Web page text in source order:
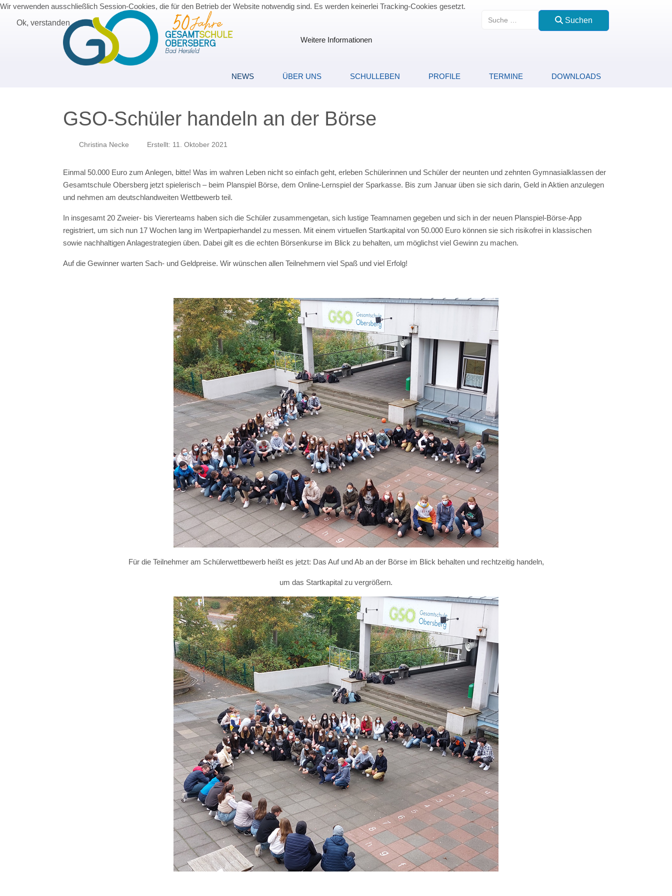
Suchen
Suchen
NEWS ÜBER UNS SCHULLEBEN PROFILE TERMINE DOWNLOADS
GSO-Schüler handeln an der Börse
Christina Necke Erstellt: 11. Oktober 2021
Einmal 50.000 Euro zum Anlegen, bitte! Was im wahren Leben nicht so einfach geht, erleben Schülerinnen und Schüler der neunten und zehnten Gymnasialklassen der
Gesamtschule Obersberg jetzt spielerisch – beim Planspiel Börse, dem Online-Lernspiel der Sparkasse. Bis zum Januar üben sie sich darin, Geld in Aktien anzulegen
und nehmen am deutschlandweiten Wettbewerb teil.
In insgesamt 20 Zweier- bis Viererteams haben sich die Schüler zusammengetan, sich lustige Teamnamen gegeben und sich in der neuen Planspiel-Börse-App
registriert, um sich nun 17 Wochen lang im Wertpapierhandel zu messen. Mit einem virtuellen Startkapital von 50.000 Euro können sie sich risikofrei in klassischen
sowie nachhaltigen Anlagestrategien üben. Dabei gilt es die echten Börsenkurse im Blick zu behalten, um möglichst viel Gewinn zu machen.
Auf die Gewinner warten Sach- und Geldpreise. Wir wünschen allen Teilnehmern viel Spaß und viel Erfolg!
Für die Teilnehmer am Schülerwettbewerb heißt es jetzt: Das Auf und Ab an der Börse im Blick behalten und rechtzeitig handeln,
um das Startkapital zu vergrößern.
Wir verwenden ausschließlich Session-Cookies, die für den Betrieb der Website notwendig sind. Es werden keinerlei Tracking-Cookies gesetzt.
Ok, verstanden
Weitere Informationen